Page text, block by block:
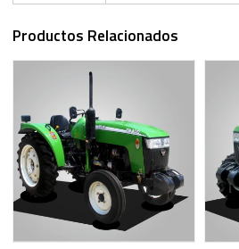
Productos Relacionados